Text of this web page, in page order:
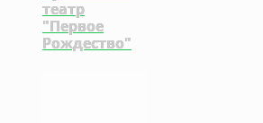
театр
"Первое
Рождество"